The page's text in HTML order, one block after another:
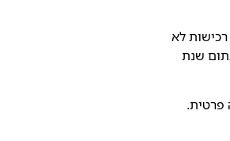
לא
שנת
פרטית.